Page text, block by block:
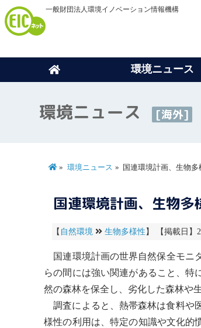
一般財団法人環境イノベーション情報機構
環境ニュース
環境ニュース [海外]
環境ニュース 国連環境計画、生物
国連環境計画、生物
【 自然環境 生物多様性 】 【掲載日】
国連環境計画の世界自然保全モニ
らの間には強い関連があること、特
然の森林を保全し、劣化した森林や
調査によると、 熱帯森林は食料や
様性の利用は、特定の知識や文化的